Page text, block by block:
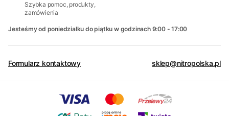
Szybka pomoc, produkty,
zamówienia
Jesteśmy od poniedziałku do piątku w godzinach 9:00 - 17:00
Formularz kontaktowy sklep@nitropolska.pl